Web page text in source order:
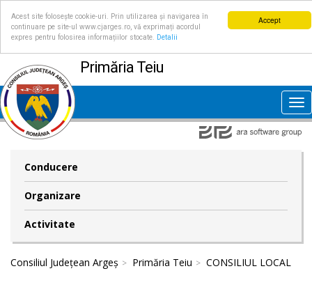
Accept
Acest site folosește cookie-uri. Prin utilizarea și navigarea în
continuare pe site-ul www.cjarges.ro, vă exprimați acordul
expres pentru folosirea informațiilor stocate.
Detalii
Primăria Teiu
Conducere
Organizare
Activitate
Consiliul Județean Argeș Primăria Teiu CONSILIUL LOCAL